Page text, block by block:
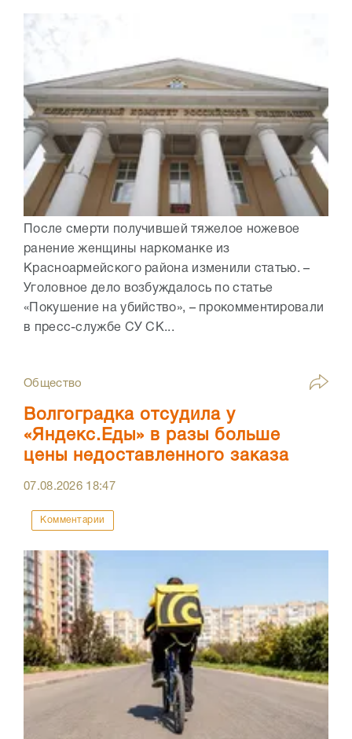
После смерти получившей тяжелое ножевое
ранение женщины наркоманке из
Красноармейского района изменили статью. –
Уголовное дело возбуждалось по статье
«Покушение на убийство», – прокомментировали
в пресс-службе СУ СК...
Общество
Волгоградка отсудила у
«Яндекс.Еды» в разы больше
цены недоставленного заказа
07.08.2026 18:47
Комментарии